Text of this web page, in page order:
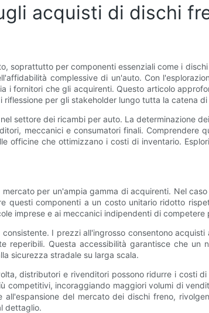
acquisti di dischi
soprattutto per componenti essenziali come i
complessive di un'auto. Con
fornitori che gli acquirenti. Questo articolo
per gli stakeholder lungo tutta la catena
settore dei ricambi per auto. La determinazione
meccanici e consumatori finali. Comprendere
che ottimizzano i costi di inventario.
per un'ampia gamma di acquirenti. Nel
componenti a un costo unitario ridotto
imprese e ai meccanici indipendenti di
I prezzi all'ingrosso consentono
Questa accessibilità garantisce che un
sicurezza stradale su larga scala.
distributori e rivenditori possono ridurre i costi
incoraggiando maggiori volumi di
del mercato dei dischi freno,
dettaglio.